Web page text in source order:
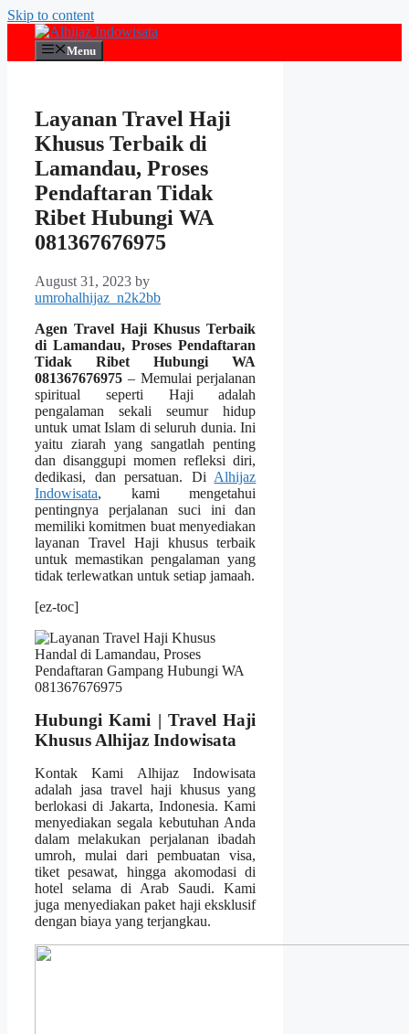
Skip to content
Menu
Layanan Travel Haji
Khusus Terbaik di
Lamandau, Proses
Pendaftaran Tidak
Ribet Hubungi WA
081367676975
August 31, 2023 by
umrohalhijaz_n2k2bb
Agen Travel Haji Khusus Terbaik
di Lamandau, Proses Pendaftaran
Tidak Ribet Hubungi WA
081367676975 – Memulai perjalanan
spiritual seperti Haji adalah
pengalaman sekali seumur hidup
untuk umat Islam di seluruh dunia. Ini
yaitu ziarah yang sangatlah penting
dan disanggupi momen refleksi diri,
dedikasi, dan persatuan. Di Alhijaz
Indowisata, kami mengetahui
pentingnya perjalanan suci ini dan
memiliki komitmen buat menyediakan
layanan Travel Haji khusus terbaik
untuk memastikan pengalaman yang
tidak terlewatkan untuk setiap jamaah.
[ez-toc]
Hubungi Kami | Travel Haji
Khusus Alhijaz Indowisata
Kontak Kami Alhijaz Indowisata
adalah jasa travel haji khusus yang
berlokasi di Jakarta, Indonesia. Kami
menyediakan segala kebutuhan Anda
dalam melakukan perjalanan ibadah
umroh, mulai dari pembuatan visa,
tiket pesawat, hingga akomodasi di
hotel selama di Arab Saudi. Kami
juga menyediakan paket haji eksklusif
dengan biaya yang terjangkau.